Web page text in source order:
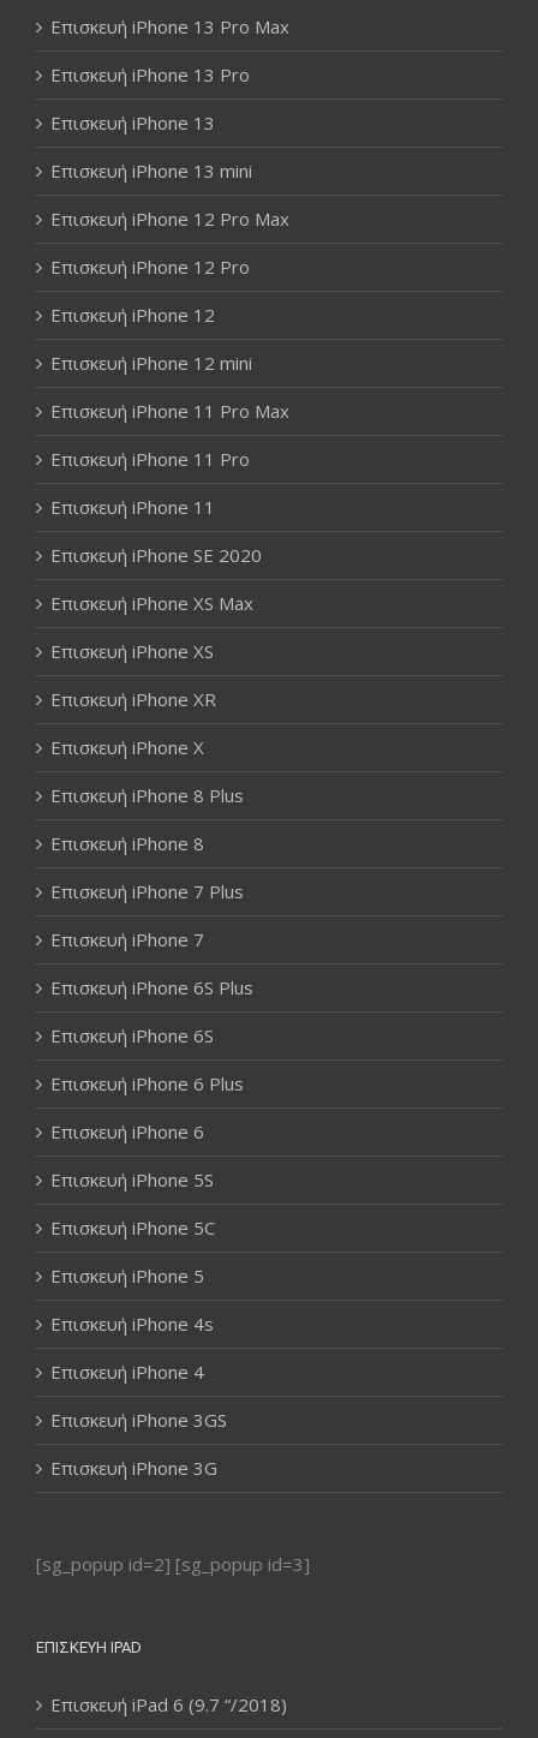
Επισκευή iPhone 13 Pro Max
Επισκευή iPhone 13 Pro
Επισκευή iPhone 13
Επισκευή iPhone 13 mini
Επισκευή iPhone 12 Pro Max
Επισκευή iPhone 12 Pro
Επισκευή iPhone 12
Επισκευή iPhone 12 mini
Επισκευή iPhone 11 Pro Max
Επισκευή iPhone 11 Pro
Επισκευή iPhone 11
Επισκευή iPhone SE 2020
Επισκευή iPhone XS Max
Επισκευή iPhone XS
Επισκευή iPhone XR
Επισκευή iPhone X
Επισκευή iPhone 8 Plus
Επισκευή iPhone 8
Επισκευή iPhone 7 Plus
Επισκευή iPhone 7
Επισκευή iPhone 6S Plus
Επισκευή iPhone 6S
Επισκευή iPhone 6 Plus
Επισκευή iPhone 6
Επισκευή iPhone 5S
Επισκευή iPhone 5C
Επισκευή iPhone 5
Επισκευή iPhone 4s
Επισκευή iPhone 4
Επισκευή iPhone 3GS
Επισκευή iPhone 3G
[sg_popup id=2] [sg_popup id=3]
ΕΠΙΣΚΕΥΉ IPAD
Επισκευή iPad 6 (9.7 “/2018)